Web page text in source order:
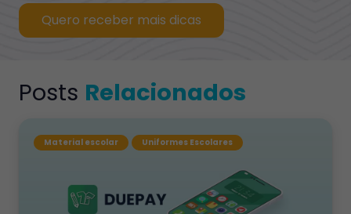
Quero receber mais dicas
Posts Relacionados
Material escolar Uniformes Escolares